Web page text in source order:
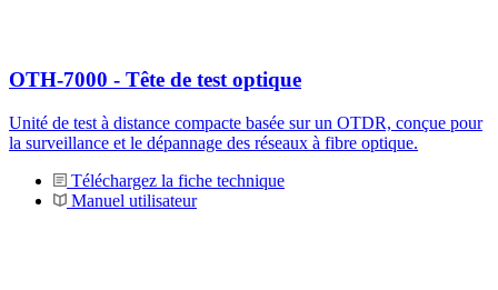
OTH-7000 - Tête de test optique
Unité de test à distance compacte basée sur un OTDR, conçue pour
la surveillance et le dépannage des réseaux à fibre optique.
Téléchargez la fiche technique
Manuel utilisateur